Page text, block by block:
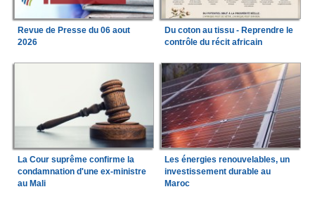
Revue de Presse du 06 aout
2026
Du coton au tissu - Reprendre le
contrôle du récit africain
La Cour suprême confirme la
condamnation d'une ex-ministre
au Mali
Les énergies renouvelables, un
investissement durable au
Maroc